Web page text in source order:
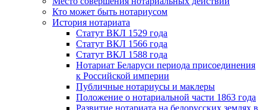
Кто может быть нотариусом
История нотариата
Статут ВКЛ 1529 года
Статут ВКЛ 1566 года
Статут ВКЛ 1588 года
Нотариат Беларуси периода присоединения
к Российской империи
Публичные нотариусы и маклеры
Положение о нотариальной части 1863 года